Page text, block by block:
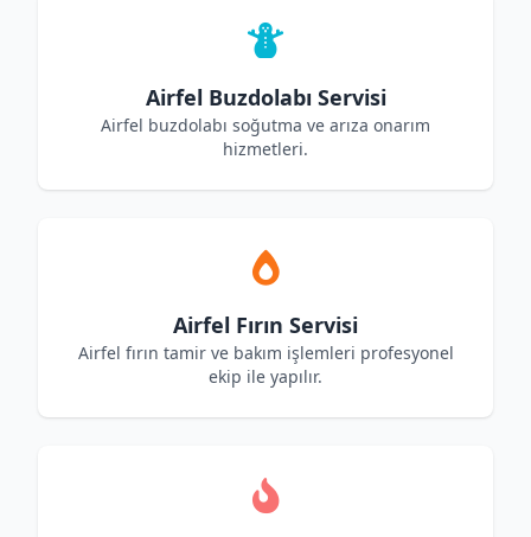
Airfel Buzdolabı Servisi
Airfel buzdolabı soğutma ve arıza onarım
hizmetleri.
Airfel Fırın Servisi
Airfel fırın tamir ve bakım işlemleri profesyonel
ekip ile yapılır.